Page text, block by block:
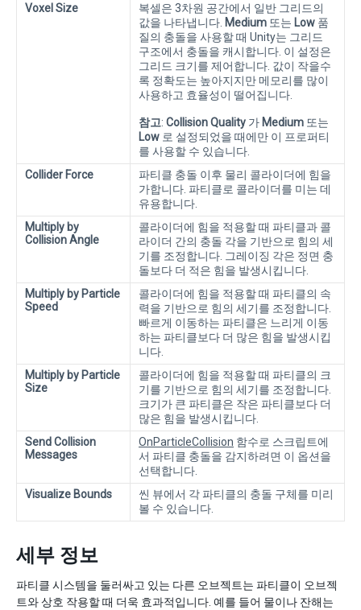
Voxel Size
복셀은 3차원 공간에서 일반 그리드의
값을 나타냅니다. Medium 또는 Low 품
질의 충돌을 사용할 때 Unity는 그리드
구조에서 충돌을 캐시합니다. 이 설정은
그리드 크기를 제어합니다. 값이 작을수
록 정확도는 높아지지만 메모리를 많이
사용하고 효율성이 떨어집니다.
참고: Collision Quality 가 Medium 또는
Low 로 설정되었을 때에만 이 프로퍼티
를 사용할 수 있습니다.
Collider Force
파티클 충돌 이후 물리 콜라이더에 힘을
가합니다. 파티클로 콜라이더를 미는 데
유용합니다.
Multiply by
Collision Angle
콜라이더에 힘을 적용할 때 파티클과 콜
라이더 간의 충돌 각을 기반으로 힘의 세
기를 조정합니다. 그레이징 각은 정면 충
돌보다 더 적은 힘을 발생시킵니다.
Multiply by Particle
Speed
콜라이더에 힘을 적용할 때 파티클의 속
력을 기반으로 힘의 세기를 조정합니다.
빠르게 이동하는 파티클은 느리게 이동
하는 파티클보다 더 많은 힘을 발생시킵
니다.
Multiply by Particle
Size
콜라이더에 힘을 적용할 때 파티클의 크
기를 기반으로 힘의 세기를 조정합니다.
크기가 큰 파티클은 작은 파티클보다 더
많은 힘을 발생시킵니다.
Send Collision
Messages
OnParticleCollision 함수로 스크립트에
서 파티클 충돌을 감지하려면 이 옵션을
선택합니다.
Visualize Bounds
씬 뷰에서 각 파티클의 충돌 구체를 미리
볼 수 있습니다.
세부 정보
파티클 시스템을 둘러싸고 있는 다른 오브젝트는 파티클이 오브젝
트와 상호 작용할 때 더욱 효과적입니다. 예를 들어 물이나 잔해는